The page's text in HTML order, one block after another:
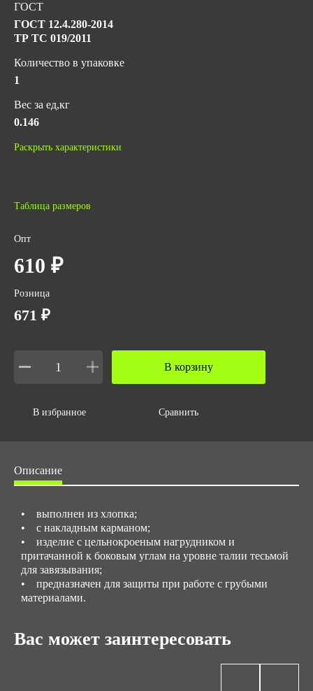
ГОСТ
ГОСТ 12.4.280-2014
ТР ТС 019/2011
Количество в упаковке
1
Вес за ед,кг
0.146
Объем за ед,м3
0.005
Раскрыть характеристики
Таблица размеров
Опт
610 ₽
Розница
671 ₽
В корзину
В избранное Сравнить
Описание
• выполнен из хлопка;
• с накладным карманом;
• изделие с цельнокроеным нагрудником и
притачанной к боковым углам на уровне талии тесьмой
для завязывания;
• предназначен для защиты при работе с грубыми
материалами.
Вас может заинтересовать